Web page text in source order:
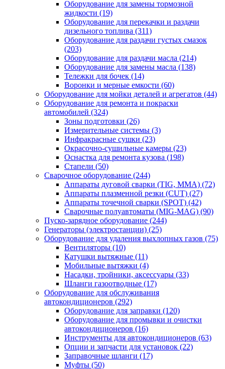
Оборудование для замены тормозной
жидкости (19)
Оборудование для перекачки и раздачи
дизельного топлива (311)
Оборудование для раздачи густых смазок
(203)
Оборудование для раздачи масла (214)
Оборудование для замены масла (138)
Тележки для бочек (14)
Воронки и мерные емкости (60)
Оборудование для мойки деталей и агрегатов (44)
Оборудование для ремонта и покраски
автомобилей (324)
Зоны подготовки (26)
Измерительные системы (3)
Инфракрасные сушки (23)
Окрасочно-сушильные камеры (23)
Оснастка для ремонта кузова (198)
Стапели (50)
Сварочное оборудование (244)
Аппараты дуговой сварки (TIG, MMA) (72)
Аппараты плазменной резки (CUT) (27)
Аппараты точечной сварки (SPOT) (42)
Сварочные полуавтоматы (MIG-MAG) (90)
Пуско-зарядное оборудование (244)
Генераторы (электростанции) (25)
Оборудование для удаления выхлопных газов (75)
Вентиляторы (10)
Катушки вытяжные (11)
Мобильные вытяжки (4)
Насадки, тройники, аксессуары (33)
Шланги газоотводные (17)
Оборудование для обслуживания
автокондиционеров (292)
Оборудование для заправки (120)
Оборудование для промывки и очистки
автокондиционеров (16)
Инструменты для автокондиционеров (63)
Опции и запчасти для установок (22)
Заправочные шланги (17)
Муфты (50)